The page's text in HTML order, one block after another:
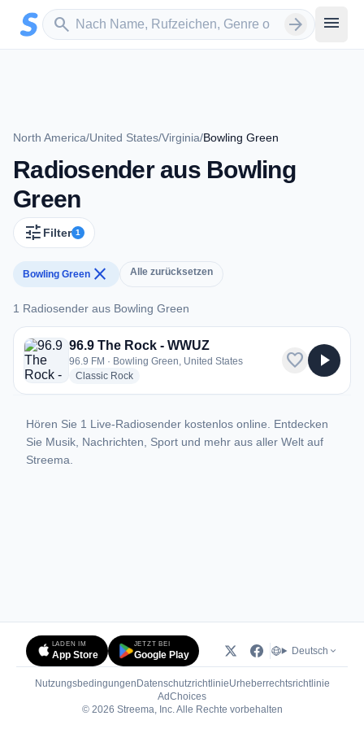
Zum Hauptinhalt springen
search
Sender suchen arrow_forward menu
North America/United States/Virginia/Bowling Green
Radiosender aus Bowling
Green
tune Filter 1
Bowling Green close Alle zurücksetzen
1 Radiosender aus Bowling Green
1 Radiosender aus Bowling Green
96.9 The Rock - WWUZ
96.9 FM · Bowling Green, United States
Classic Rockradio stations
favorite play_arrow
Hören Sie 1 Live-Radiosender kostenlos online. Entdecken
Sie Musik, Nachrichten, Sport und mehr aus aller Welt auf
Streema.
LADEN IM
App Store
JETZT BEI
Google Play Deutsch
Nutzungsbedingungen DatenschutzrichtlinieUrheberrechtsrichtlinie
AdChoices(öffnet in neuem Tab)
© 2026 Streema, Inc. Alle Rechte vorbehalten